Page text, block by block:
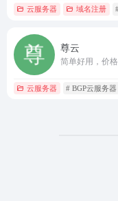
云服务器 域名注册
尊云
简单好用，价
云服务器 # BGP云服务器